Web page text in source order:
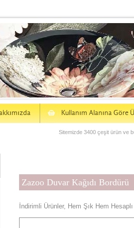
Kullanım Alanına Göre
S
Sitemizde 3400 çeşit ürün ve
Zazoo Duvar Kağıdı Bordürü
İndirimli Ürünler, Hem Şık Hem Hesaplı